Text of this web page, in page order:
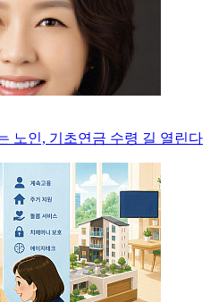
노인, 기초연금 수령 길 열린다